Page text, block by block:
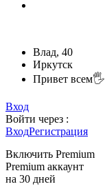
Влад, 40
Иркутск
Привет всем🖐️
Вход
Войти через :
ВходРегистрация
Включить Premium
Premium аккаунт
на 30 дней